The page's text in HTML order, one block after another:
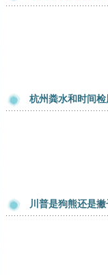
杭州粪水和时间检
川普是狗熊还是